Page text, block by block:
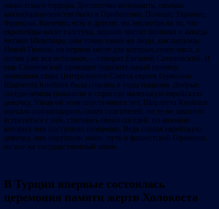
нацистского террора. Достаточно вспомнить, сколько
коллаборационистов было в Прибалтике, Польше, Украине,
Франции. Конечно, есть и другие, но, несмотря на то, что
европейцы носят галстуки, хорошо чистят ботинки и иногда
читают Шекспира, они точно такие же люди, как папуасы
Новой Гвинеи, на первом месте для которых стоит мясо, а
потом уже все остальное, – говорит Евгений Сатановский. И
еще Сатановский приводит поразительный пример:
нынешняя глава Центрального Совета евреев Германии
Шарлотта Кноблох была спасена в годы нацизма. Добрые
соседи-немцы пожалели и спрятали маленькую еврейскую
девочку. Узнав об этом спустя много лет, Шарлотта Кноблох
поехала поблагодарить своих спасителей, но те не захотели
встретиться с ней, стесняясь своих соседей, по мнению
которых они поступили нехорошо. Ведь спасая еврейскую
девочку, они нарушили закон, путь и фашистской Германии,
но все же государственный закон.
В Турции впервые состоялась
церемония памяти жертв Холокоста